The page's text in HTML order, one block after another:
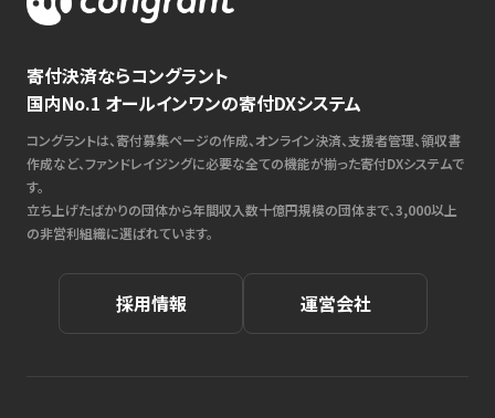
寄付決済ならコングラント
国内No.1 オールインワンの寄付DXシステム
コングラントは、寄付募集ページの作成、オンライン決済、支援者管理、領収書
作成など、ファンドレイジングに必要な全ての機能が揃った寄付DXシステムで
す。
立ち上げたばかりの団体から年間収入数十億円規模の団体まで、3,000以上
の非営利組織に選ばれています。
採用情報 運営会社